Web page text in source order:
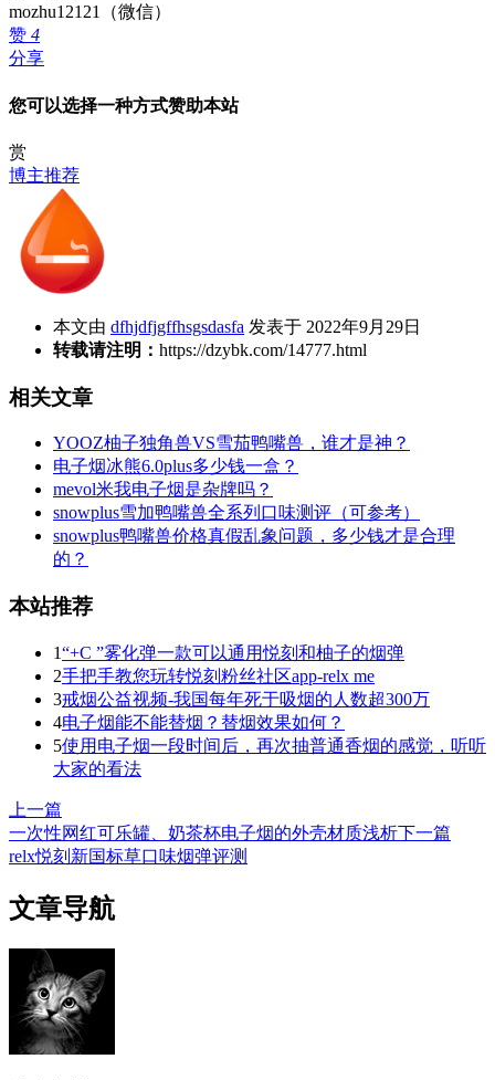
mozhu12121（微信）
赞 4
分享
您可以选择一种方式赞助本站
赏
博主推荐
本文由 dfhjdfjgffhsgsdasfa 发表于 2022年9月29日
转载请注明： https://dzybk.com/14777.html
相关文章
YOOZ柚子独角兽VS雪茄鸭嘴兽，谁才是神？
电子烟冰熊6.0plus多少钱一盒？
mevol米我电子烟是杂牌吗？
snowplus雪加鸭嘴兽全系列口味测评（可参考）
snowplus鸭嘴兽价格真假乱象问题，多少钱才是合理
的？
本站推荐
1“+C ”雾化弹一款可以通用悦刻和柚子的烟弹
2手把手教您玩转悦刻粉丝社区app-relx me
3戒烟公益视频-我国每年死于吸烟的人数超300万
4电子烟能不能替烟？替烟效果如何？
5使用电子烟一段时间后，再次抽普通香烟的感觉，听听
大家的看法
上一篇
一次性网红可乐罐、奶茶杯电子烟的外壳材质浅析下一篇
relx悦刻新国标草口味烟弹评测
文章导航